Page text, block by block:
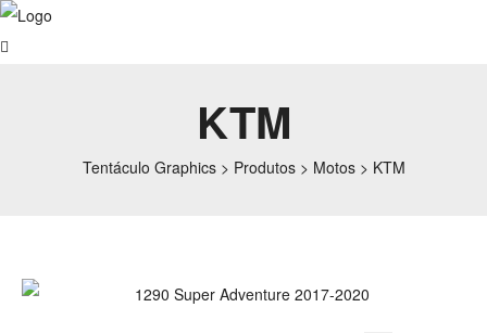
Tentáculo Graphics> Produtos> Motos> KTM
KTM